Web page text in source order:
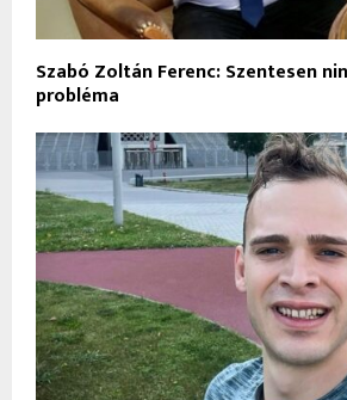
Szabó Zoltán Ferenc: Szentesen
probléma